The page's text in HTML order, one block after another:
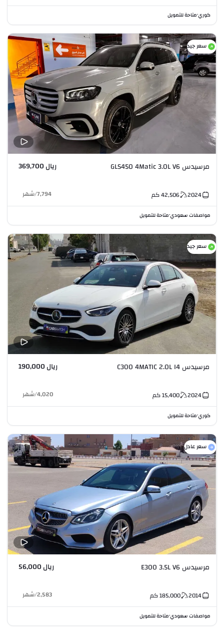
كوري•متاحة للتمويل
سعر جيد
مرسيدس GLS450 4Matic 3.0L V6 ريال 369,700
2024
42,506كم 7,794
/شهر
مواصفات سعودي•متاحة للتمويل
سعر جيد
مرسيدس C300 4MATIC 2.0L I4 ريال 190,000
2024
15,400كم 4,020
/شهر
كوري•متاحة للتمويل
سعر عادل
مرسيدس E300 3.5L V6 ريال 56,000
2014
185,000كم 2,583
/شهر
مواصفات سعودي•متاحة للتمويل